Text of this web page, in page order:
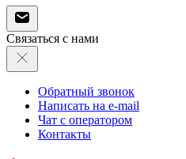
Связаться с нами
Обратный звонок
Написать на e-mail
Чат с оператором
Контакты